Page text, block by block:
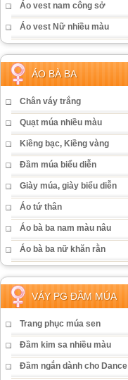
Áo vest nam công sở
Áo vest Nữ nhiều màu
ÁO BÀ BA
Chân váy trắng
Quạt múa nhiều màu
Kiềng bạc, Kiềng vàng
Đầm múa biểu diễn
Giày múa, giày biểu diễn
Áo tứ thân
Áo bà ba nam màu nâu
Áo bà ba nữ khăn rằn
VÁY PG ĐẦM MÚA
Trang phục múa sen
Đầm kim sa nhiều màu
Đầm ngắn dành cho Dance